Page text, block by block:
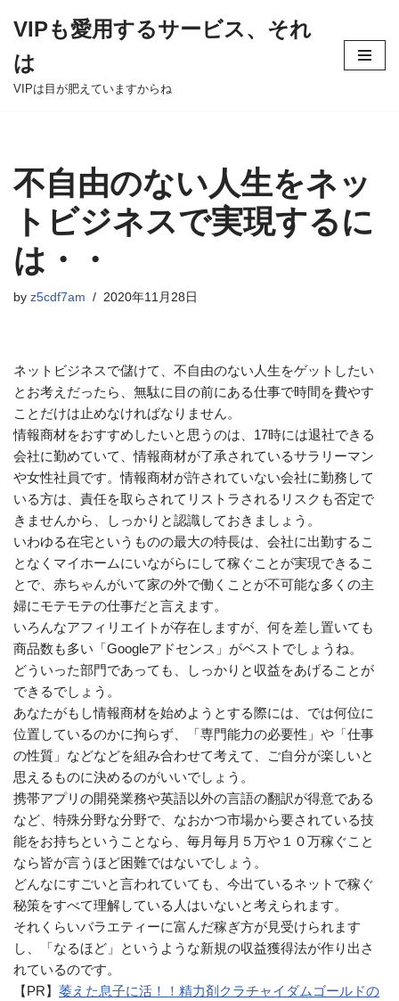
to
content
VIPも愛用するサービス、それ
は
VIPは目が肥えていますからね
不自由のない人生をネッ
トビジネスで実現するに
は・・
by z5cdf7am 2020年11月28日
ネットビジネスで儲けて、不自由のない人生をゲットしたい
とお考えだったら、無駄に目の前にある仕事で時間を費やす
ことだけは止めなければなりません。
情報商材をおすすめしたいと思うのは、17時には退社できる
会社に勤めていて、情報商材が了承されているサラリーマン
や女性社員です。情報商材が許されていない会社に勤務して
いる方は、責任を取らされてリストラされるリスクも否定で
きませんから、しっかりと認識しておきましょう。
いわゆる在宅というものの最大の特長は、会社に出勤するこ
となくマイホームにいながらにして稼ぐことが実現できるこ
とで、赤ちゃんがいて家の外で働くことが不可能な多くの主
婦にモテモテの仕事だと言えます。
いろんなアフィリエイトが存在しますが、何を差し置いても
商品数も多い「Googleアドセンス」がベストでしょうね。
どういった部門であっても、しっかりと収益をあげることが
できるでしょう。
あなたがもし情報商材を始めようとする際には、では何位に
位置しているのかに拘らず、「専門能力の必要性」や「仕事
の性質」などなどを組み合わせて考えて、ご自分が楽しいと
思えるものに決めるのがいいでしょう。
携帯アプリの開発業務や英語以外の言語の翻訳が得意である
など、特殊分野な分野で、なおかつ市場から要されている技
能をお持ちということなら、毎月毎月５万や１０万稼ぐこと
なら皆が言うほど困難ではないでしょう。
どんなにすごいと言われていても、今出ているネットで稼ぐ
秘策をすべて理解している人はいないと考えられます。
それくらいバラエティーに富んだ稼ぎ方が見受けられます
し、「なるほど」というような新規の収益獲得法が作り出さ
れているのです。
【PR】 萎えた息子に活！！精力剤クラチャイダムゴールドの